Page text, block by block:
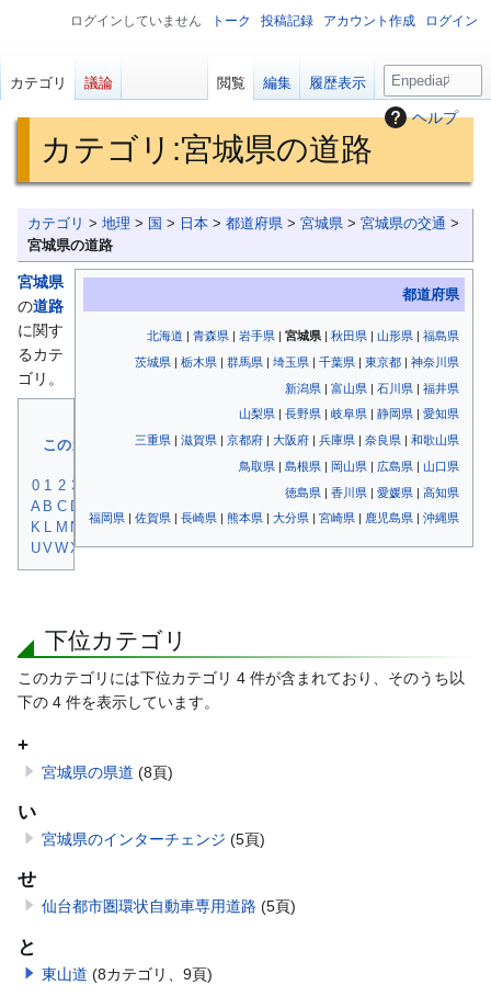
ヘルプ
カテゴリ :宮城県の道路
ナ
ビ
ゲ
ー
シ
ョ
ン
に
検
索
に
移
動
カテゴリ > 地理 > 国 > 日本> 都道府県> 宮城県> 宮城県の交通 >
宮城県の道路
都道府県
北海道 | 青森県 | 岩手県 | 宮城県 | 秋田県 | 山形県 | 福島県
茨城県 | 栃木県 | 群馬県 | 埼玉県 | 千葉県 | 東京都 | 神奈川県
新潟県 | 富山県 | 石川県 | 福井県
山梨県
長野県 岐阜県 静岡県
愛知県
三重県 | 滋賀県 | 京都府 | 大阪府 | 兵庫県 | 奈良県 | 和歌山県
鳥取県 | 島根県 | 岡山県 | 広島県 | 山口県
徳島県 | 香川県 | 愛媛県 | 高知県
福岡県
佐賀県 長崎県 熊本県 大分県 宮崎県 鹿児島県 沖縄県
宮城県
の道路
に関す
るカテ
ゴリ。
目次
このカテゴリの
0 1 2 3
A B C D
K L M N O P Q R ST
UVWXY Z
こ
た ちつて と
まみ む めも
ゆ
よ
ら りるれ ろ
カキクケコ
サシスセソ
タチ ツテト
マミム
ヤ
ユ
ラリル
下位カテゴリ
このカテゴリには下位カテゴリ 4 件が含まれており、そのうち以
下の 4 件を表示しています。
+
宮城県の県道 (8頁)
い
宮城県のインターチェンジ (5頁)
せ
仙台都市圏環状自動車専用道路 (5頁)
と
東山道 (8カテゴリ、9頁)
ログインしていません トーク 投稿記録 アカウント作成 ログイン
カテゴリ 議論 閲覧 編集 履歴表示
検
索